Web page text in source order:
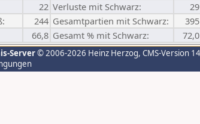
22 Verluste mit Schwarz: 29
244 Gesamtpartien mit Schwarz: 395
66,8 Gesamt % mit Schwarz: 72,0
Server© 2006-2026 Heinz Herzog, CMS-Version